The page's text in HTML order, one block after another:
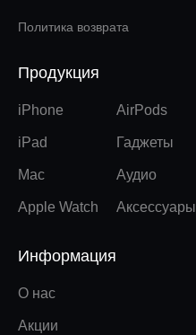
Политика возврата
Продукция
iPhone
iPad
Mac
Apple Watch
AirPods
Гаджеты
Аудио
Аксессуары
Информация
О нас
Акции